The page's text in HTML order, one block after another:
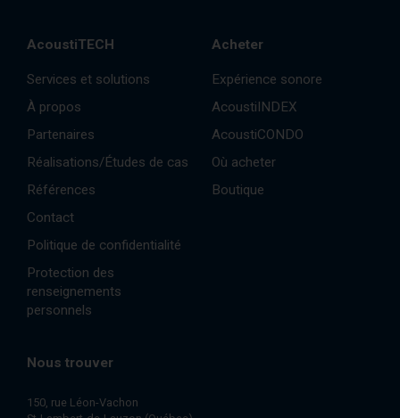
AcoustiTECH
Services et solutions
À propos
Partenaires
Réalisations/Études de cas
Références
Contact
Politique de confidentialité
Protection des
renseignements
personnels
Acheter
Expérience sonore
AcoustiINDEX
AcoustiCONDO
Où acheter
Boutique
Nous trouver
150, rue Léon-Vachon